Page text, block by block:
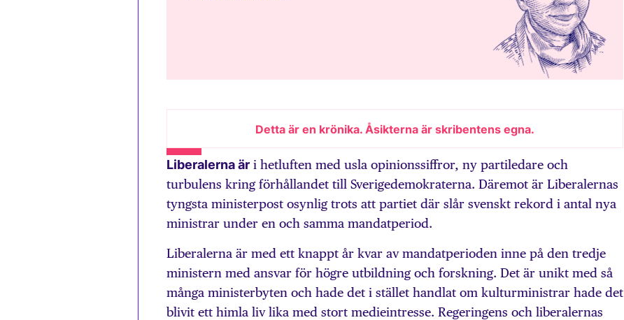
Detta är en krönika. Åsikterna är skribentens egna.
Liberalerna är i hetluften med usla opinionssiffror, ny partiledare och
turbulens kring förhållandet till Sverigedemokraterna. Däremot är Liberalernas
tyngsta ministerpost osynlig trots att partiet där slår svenskt rekord i antal nya
ministrar under en och samma mandatperiod.
Liberalerna är med ett knappt år kvar av mandatperioden inne på den tredje
ministern med ansvar för högre utbildning och forskning. Det är unikt med så
många ministerbyten och hade det i stället handlat om kulturministrar hade det
blivit ett himla liv lika med stort medieintresse. Regeringens och liberalernas